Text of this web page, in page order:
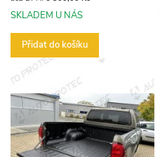
SKLADEM U NÁS
Přidat do košíku